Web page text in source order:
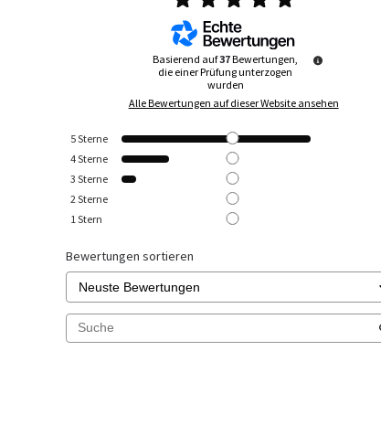
Basierend auf37Bewertungen,
die einer Prüfung unterzogen
wurden
Alle Bewertungen auf dieser Website ansehen
5Sterne
4Sterne
3 Sterne
2 Sterne
1 Stern
Bewertungen sortieren